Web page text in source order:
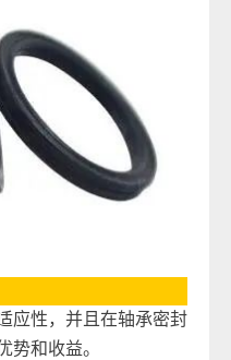
应性，并且在轴承密封
势和收益。